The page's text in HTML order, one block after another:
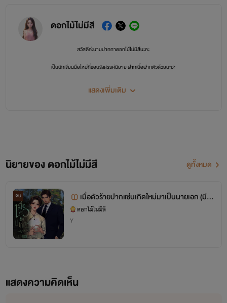
ดอกไม้ไม่มีสี
สวัสดีค่ะนามปากกาดอกไม้ไม่มีสีนะคะ
เป็นนักเขียนมือใหม่ที่ชอบรังสรรค์นิยาย ฝากเนื้อฝากตัวด้วยนะฮะ
แสดงเพิ่มเติม
นิยายของ ดอกไม้ไม่มีสี ดูทั้งหมด
จบ
เมื่อตัวร้ายปากแซ่บเกิดใหม่มาเป็นนายเอก (มีE
Book)(ติดเหรียญวันที่10สิงหาคม)
ดอกไม้ไม่มีสี
Y
แสดงความคิดเห็น